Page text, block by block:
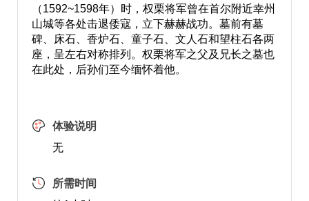
（1592~1598年）时，权栗将军曾在首尔附近幸州
山城等各处击退倭寇，立下赫赫战功。墓前有墓
碑、床石、香炉石、童子石、文人石和望柱石各两
座，呈左右对称排列。权栗将军之父及兄长之墓也
在此处，后孙们至今缅怀着他。
体验说明
无
所需时间